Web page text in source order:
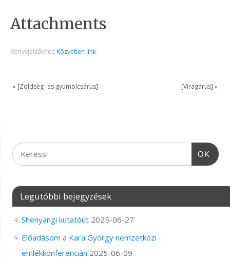
Attachments
Könyvjelzőkhöz Közvetlen link.
« [Zöldség- és gyümölcsárus] [Virágárus] »
OK
Legutóbbi bejegyzések
Shenyangi kutatóút 2025-06-27
Előadásom a Kara György nemzetközi
emlékkonferencián 2025-06-09